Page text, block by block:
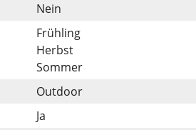
Nein
Frühling
Herbst
Sommer
Outdoor
Ja